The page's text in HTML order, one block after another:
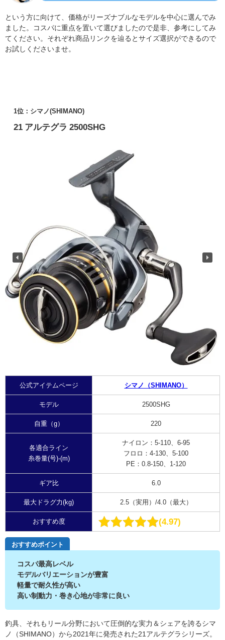
という方に向けて、価格がリーズナブルなモデルを中心に選んでみ
ました。コスパに重点を置いて選びましたので是非、参考にしてみ
てください。それぞれ商品リンクを辿るとサイズ選択ができるので
お試しくださいませ。
1位： シマノ(SHIMANO)
21 アルテグラ 2500SHG
公式アイテムページ シマノ（SHIMANO）
モデル 2500SHG
自重（g） 220
各適合ライン
糸巻量(号)-(m)
ナイロン： 5-110、6-95
フロロ： 4-130、5-100
PE： 0.8-150、1-120
ギア比 6.0
最大ドラグ力(kg) 2.5（実用）/4.0（最大）
おすすめ度 4.97
おすすめポイント
コスパ最高レベル
モデルバリエーションが豊富
軽量で耐久性が高い
高い制動力・巻き心地が非常に良い
釣具、それもリール分野において圧倒的な実力＆シェアを誇るシマ
ノ（SHIMANO）から2021年に発売された21アルテグラシリーズ。